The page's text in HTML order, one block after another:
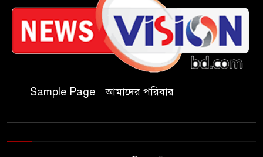
আলিম মাদ্রাসা
জুলাই গণঅভ্যুত্থান দিবসে কুবি
ছাত্রদলের পরিচ্ছন্নতা ও বৃক্ষরোপণ
কর্মসূচি
রাষ্ট্রবিরোধী গোপন কর্মকাণ্ডে’র দায়ে
Sample Page আমাদের পরিবার